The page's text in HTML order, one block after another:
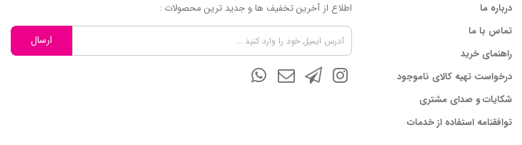
درباره ما
تماس با ما
راهنمای خرید
درخواست تهیه کالای ناموجود
شکایات و صدای مشتری
توافقنامه استفاده از خدمات
اطلاع از آخرین تخفیف ها و جدید ترین محصولات :
ارسال